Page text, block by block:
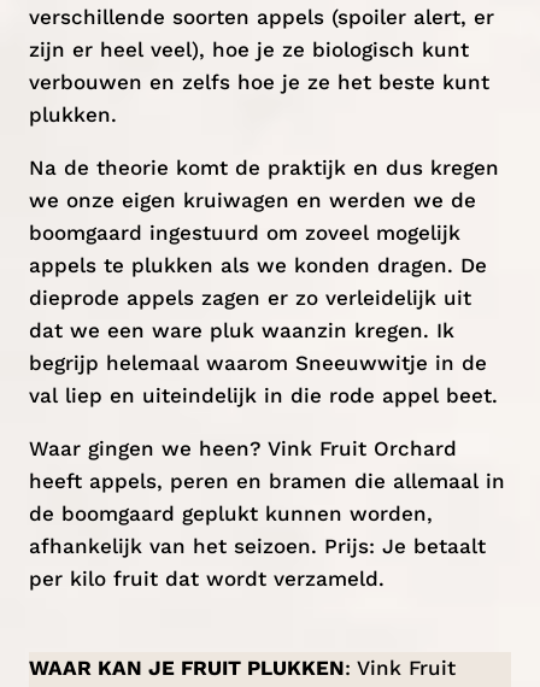
verschillende soorten appels (spoiler alert, er
zijn er heel veel), hoe je ze biologisch kunt
verbouwen en zelfs hoe je ze het beste kunt
plukken.
Na de theorie komt de praktijk en dus kregen
we onze eigen kruiwagen en werden we de
boomgaard ingestuurd om zoveel mogelijk
appels te plukken als we konden dragen. De
dieprode appels zagen er zo verleidelijk uit
dat we een ware pluk waanzin kregen. Ik
begrijp helemaal waarom Sneeuwwitje in de
val liep en uiteindelijk in die rode appel beet.
Waar gingen we heen? Vink Fruit Orchard
heeft appels, peren en bramen die allemaal in
de boomgaard geplukt kunnen worden,
afhankelijk van het seizoen. Prijs: Je betaalt
per kilo fruit dat wordt verzameld.
WAAR KAN JE FRUIT PLUKKEN: Vink Fruit